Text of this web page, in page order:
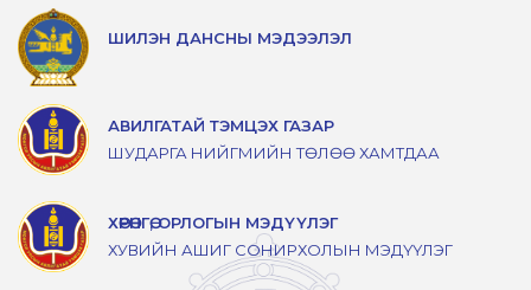
ШИЛЭН ДАНСНЫ МЭДЭЭЛЭЛ
АВИЛГАТАЙ ТЭМЦЭХ ГАЗАР
ШУДАРГА НИЙГМИЙН ТӨЛӨӨ ХАМТДАА
ХӨРӨНГӨ, ОРЛОГЫН МЭДҮҮЛЭГ
ХУВИЙН АШИГ СОНИРХОЛЫН МЭДҮҮЛЭГ